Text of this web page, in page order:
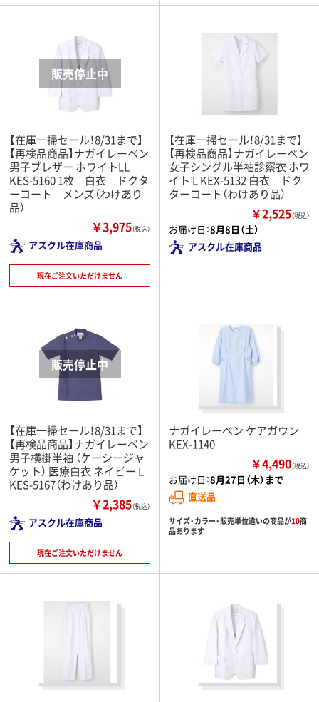
【在庫一掃セール！8/31まで】
【再検品商品】ナガイレーベン
男子ブレザー ホワイトLL
KES-5160 1枚 白衣 ドクタ
ーコート メンズ（わけあり
品）
￥3,975（税込）
アスクル在庫商品
現在ご注文いただけません
【在庫一掃セール！8/31まで】
【再検品商品】ナガイレーベン
女子シングル半袖診察衣 ホワ
イト L KEX-5132 白衣 ドク
ターコート（わけあり品）
￥2,525（税込）
お届け日：8月8日（土）
アスクル在庫商品
【在庫一掃セール！8/31まで】
【再検品商品】ナガイレーベン
男子横掛半袖 （ケーシージャ
ケット） 医療白衣 ネイビー L
KES-5167（わけあり品）
￥2,385（税込）
アスクル在庫商品
現在ご注文いただけません
ナガイレーベン ケアガウン
KEX-1140
￥4,490（税込）
お届け日：8月27日（木）まで
直送品
サイズ・カラー・販売単位違いの商品が10商
品あります